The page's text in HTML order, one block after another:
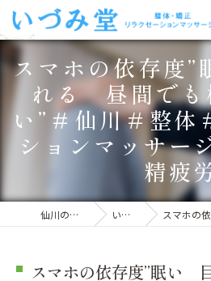
スマホの依存度
れる 昼間でも
い”＃仙川＃整体
ションマッサー
精疲
仙川の整体ならいづみ堂整体院 いづみ堂のブログ スマホの依存度”眠い 目が疲れ
スマホの依存度”眠い